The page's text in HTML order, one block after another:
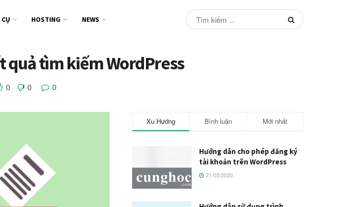
CỤ HOSTING NEWS
quả tìm kiếm WordPress
0 0 0
Xu Hướng Bình luận Mới nhất
Hướng dẫn cho phép đăng ký
tài khoản trên WordPress
21/05/2020